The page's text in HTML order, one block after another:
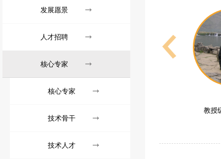
发展愿景
人才招聘
核心专家
核心专家
技术骨干
技术人才
教授